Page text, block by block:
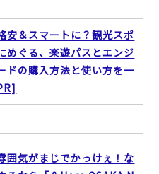
安＆スマートに？観光スポ
めぐる、楽遊パスとエンジ
ドの購入方法と使い方を一
囲気がまじでかっけぇ！な